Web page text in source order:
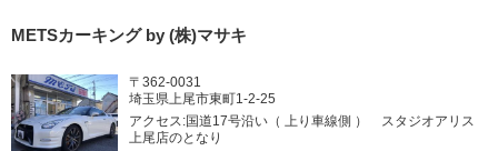
METSカーキング by (株)マサキ
〒362-0031
埼玉県上尾市東町1-2-25
アクセス:国道17号沿い（ 上り車線側 ） スタジオアリス
上尾店のとなり